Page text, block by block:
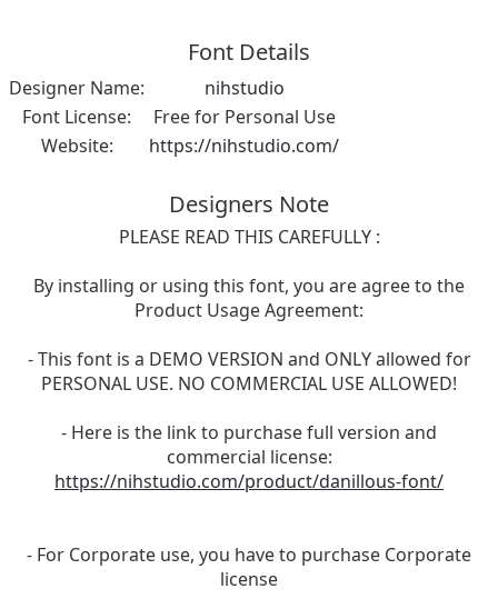
Font Details
Designer Name:
nihstudio
Font License:
Free for Personal Use
Website:
https://nihstudio.com/
Designers Note
PLEASE READ THIS CAREFULLY :
By installing or using this font, you are agree to the
Product Usage Agreement:
- This font is a DEMO VERSION and ONLY allowed for
PERSONAL USE. NO COMMERCIAL USE ALLOWED!
- Here is the link to purchase full version and
commercial license:
https://nihstudio.com/product/danillous-font/
- For Corporate use, you have to purchase Corporate
license